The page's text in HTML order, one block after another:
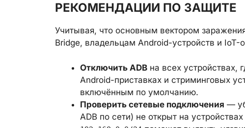
РЕКОМЕНДАЦИИ ПО ЗАЩИТЕ
Учитывая, что основным вектором
Bridge, владельцам Android-устройств и IoT-
Отключить ADB на всех устройствах,
Android-приставках и стриминговых
включённым по умолчанию.
Проверить сетевые подключения —
ADB по сети) не открыт на